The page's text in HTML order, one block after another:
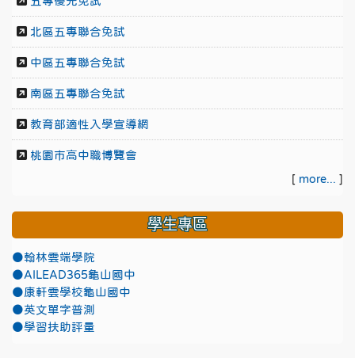
北區五專聯合免試
中區五專聯合免試
南區五專聯合免試
教育部適性入學宣導網
桃園市高中職博覽會
[ more... ]
學生專區
●翰林雲端學院
●AILEAD365龜山國中
●康軒雲學校龜山國中
●英文單字普測
●學習扶助評量